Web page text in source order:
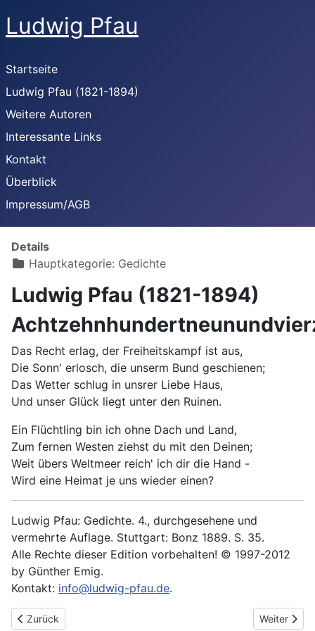
Ludwig Pfau
Startseite
Ludwig Pfau (1821-1894)
Weitere Autoren
Interessante Links
Kontakt
Überblick
Impressum/AGB
Details
Hauptkategorie: Gedichte
Ludwig Pfau (1821-1894)
Das Recht erlag, der Freiheitskampf ist aus,
Die Sonn' erlosch, die unserm Bund geschienen;
Das Wetter schlug in unsrer Liebe Haus,
Und unser Glück liegt unter den Ruinen.
Ein Flüchtling bin ich ohne Dach und Land,
Zum fernen Westen ziehst du mit den Deinen;
Weit übers Weltmeer reich' ich dir die Hand -
Wird eine Heimat je uns wieder einen?
Ludwig Pfau: Gedichte. 4., durchgesehene und
vermehrte Auflage. Stuttgart: Bonz 1889. S. 35.
Alle Rechte dieser Edition vorbehalten! © 1997-2012
by Günther Emig.
Kontakt: info@ludwig-pfau.de.
Vorheriger Beitrag: Terzinen III
Zurück Nächster
Weiter